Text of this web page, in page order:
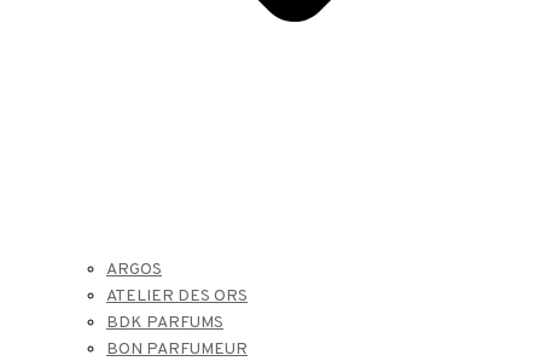
ARGOS
ATELIER DES ORS
BDK PARFUMS
BON PARFUMEUR